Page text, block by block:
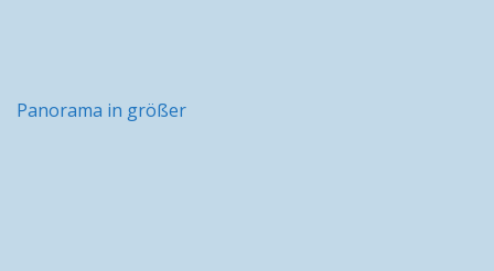
Panorama in größer